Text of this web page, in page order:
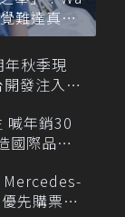
難達真正
秋季現
發注入80
喊年銷30
國際品牌
Mercedes-
先購票維